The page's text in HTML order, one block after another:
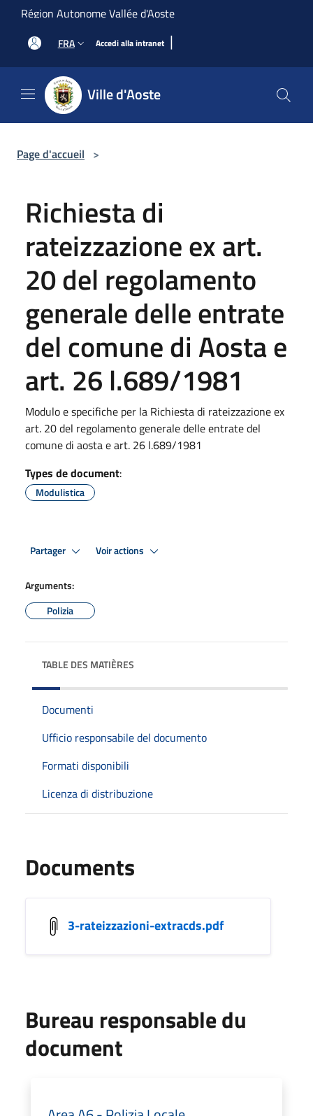
Salta al contenuto principale
Région Autonome Vallée d'Aoste
FRA Accedi alla intranet |
Ville d'Aoste
Page d'accueil >
Richiesta di
rateizzazione ex art.
20 del regolamento
generale delle entrate
del comune di Aosta e
art. 26 l.689/1981
Modulo e specifiche per la Richiesta di rateizzazione ex
art. 20 del regolamento generale delle entrate del
comune di aosta e art. 26 l.689/1981
Types de document:
Modulistica
Partager Voir actions
Arguments:
Polizia
TABLE DES MATIÈRES
Documenti
Ufficio responsabile del documento
Formati disponibili
Licenza di distribuzione
Documents
3-rateizzazioni-extracds.pdf
Bureau responsable du
document